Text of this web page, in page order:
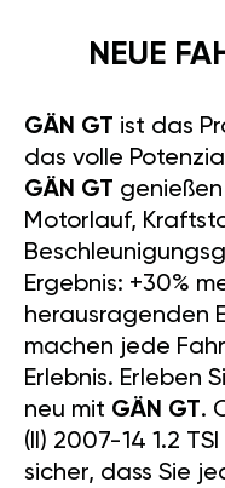
NEUE
GÄN GT ist das
das volle
GÄN GT
Motorlauf,
Ergebnis: +30%
herausragenden
machen jede
Erlebnis. Erleben
neu mit GÄN GT.
(II) 2007-14 1.2
sicher, dass Sie